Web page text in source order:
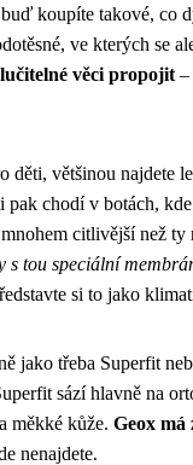
koupíte takové, co
ve kterých se
věci propojit –
děti, většinou najdete
pak chodí v botách,
citlivější než ty
tou speciální
si to jako
jako třeba Superfit
sází hlavně na
měkké kůže. Geox má
nenajdete.